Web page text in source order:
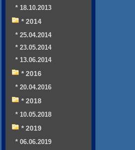
* 18.10.2013
* 2014
* 25.04.2014
* 23.05.2014
* 13.06.2014
* 2016
* 20.04.2016
* 2018
* 10.05.2018
* 2019
* 06.06.2019